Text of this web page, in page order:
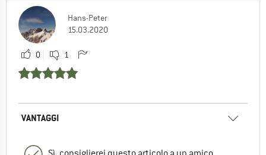
Hans-Peter
15.03.2020
0 1
VANTAGGI